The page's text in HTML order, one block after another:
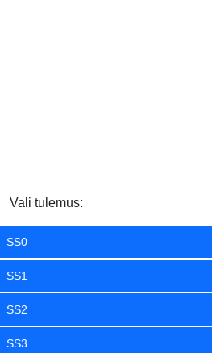
Vali tulemus:
SS0
SS1
SS2
SS3